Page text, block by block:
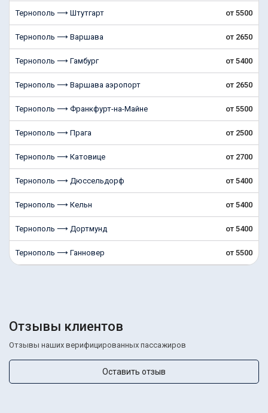
Тернополь ⟶ Штутгарт от 5500
Тернополь ⟶ Варшава от 2650
Тернополь ⟶ Гамбург от 5400
Тернополь ⟶ Варшава аэропорт от 2650
Тернополь ⟶ Франкфурт-на-Майне от 5500
Тернополь ⟶ Прага от 2500
Тернополь ⟶ Катовице от 2700
Тернополь ⟶ Дюссельдорф от 5400
Тернополь ⟶ Кельн от 5400
Тернополь ⟶ Дортмунд от 5400
Тернополь ⟶ Ганновер от 5500
Отзывы клиентов
Отзывы наших верифицированных пассажиров
Оставить отзыв